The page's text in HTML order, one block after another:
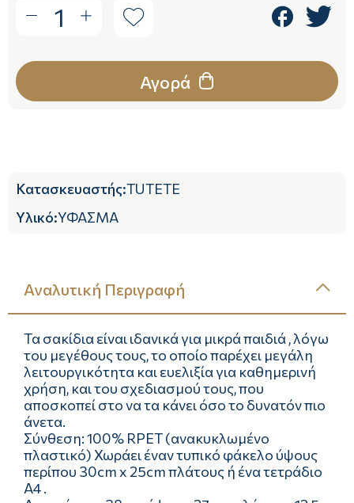
1
Αγορά
Κατασκευαστής:TUTETE
Υλικό:ΥΦΑΣΜΑ
Αναλυτική Περιγραφή
Τα σακίδια είναι ιδανικά για μικρά παιδιά , λόγω
του μεγέθους τους, το οποίο παρέχει μεγάλη
λειτουργικότητα και ευελιξία για καθημερινή
χρήση, και του σχεδιασμού τους, που
αποσκοπεί στο να τα κάνει όσο το δυνατόν πιο
άνετα.
Σύνθεση: 100% RPET (ανακυκλωμένο
πλαστικό) Χωράει έναν τυπικό φάκελο ύψους
περίπου 30cm x 25cm πλάτους ή ένα τετράδιο
Α4 .